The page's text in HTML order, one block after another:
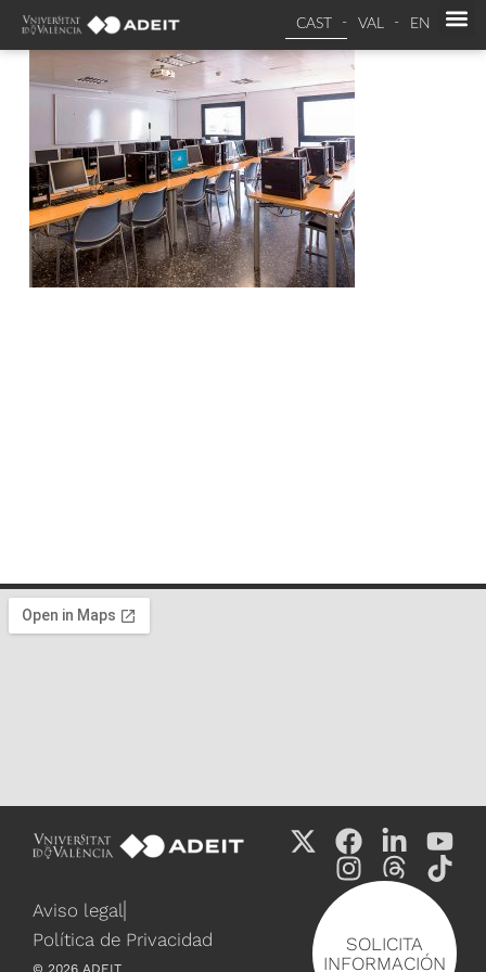
CAST VAL EN
SOLICITA
INFORMACIÓN
Aviso legal
Política de Privacidad
© 2026 ADEIT